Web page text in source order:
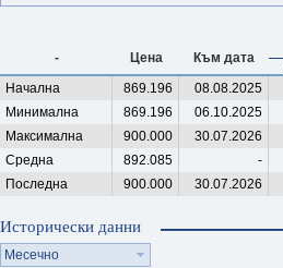
- Цена Към дата
Начална
869.196 08.08.2025
Минимална
869.196 06.10.2025
Максимална
900.000 30.07.2026
Средна
892.085 -
Последна
900.000 30.07.2026
Исторически данни
Месечно